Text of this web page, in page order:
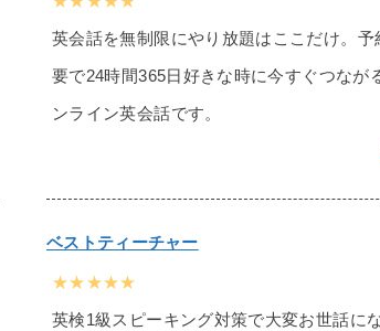
英会話を無制限にやり放題はここだけ。予
要で24時間365日好きな時に今すぐつなが
ンライン英会話です。
ベストティーチャー
★★★★★
英検1級スピーキング対策で大変お世話に